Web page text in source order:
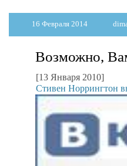
16 Февраля 2014
Возможно,
[13 Января 2010]
Стивен Норрингтон